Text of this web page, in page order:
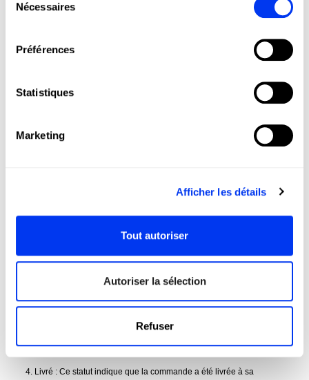
Nécessaires
Préférences
Statistiques
Marketing
Afficher les détails
Tout autoriser
Autoriser la sélection
Refuser
Si vous êtes un client enregistré, vous pouvez voir le statut de votre
compte. Vous pouvez également le suivre en détail en cliquant sur le
Si vous n'êtes pas inscrit, vous devez saisir le numéro de suivi que
en cours de traitement. Vous recevrez un e-mail pour confirmer que
nous avons reçu la commande.
2. Acceptée : Ce statut signifie que votre commande a été transférée
entrepôt et est entre les mains du transporteur ou a déjà été livrée.
Vous recevrez un e-mail avec le numéro de suivi de commande qui
puissiez voir où se trouve votre colis.
4. Livré : Ce statut indique que la commande a été livrée à sa